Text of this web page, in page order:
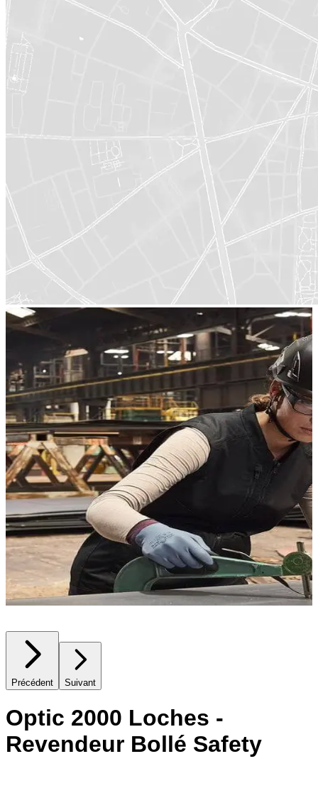
Précédent Suivant
Optic 2000 Loches -
Revendeur Bollé Safety